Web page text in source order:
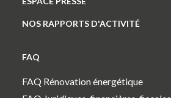
NOS RAPPORTS D'ACTIVITÉ
FAQ
FAQ Rénovation énergétique